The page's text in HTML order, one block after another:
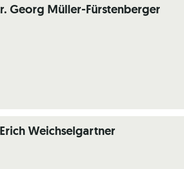
Georg Müller-Fürstenberger
Weichselgartner